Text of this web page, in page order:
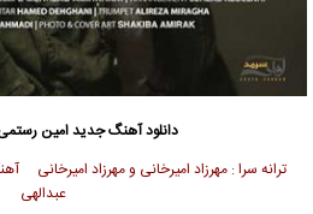
دانلود آهنگ جدیدامین
ترانه سرا : مهرزاد امیرخانی و مهرزاد
عبدالهی